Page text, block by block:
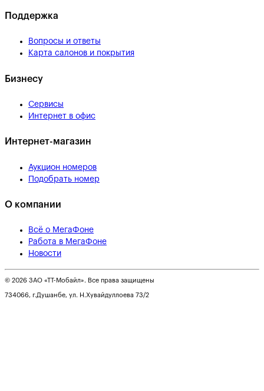
Поддержка
Вопросы и ответы
Карта салонов и покрытия
Бизнесу
Сервисы
Интернет в офис
Интернет-магазин
Аукцион номеров
Подобрать номер
О компании
Всё о МегаФоне
Работа в МегаФоне
Новости
© 2026 ЗАО «ТТ-Мобайл». Все права защищены
734066, г.Душанбе, ул. Н.Хувайдуллоева 73/2